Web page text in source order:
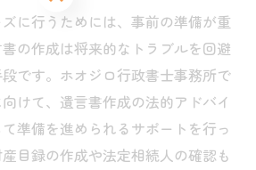
に行うためには、事前の準備が重
の作成は将来的なトラブルを回避
です。ホオジロ行政書士事務所で
けて、遺言書作成の法的アドバイ
準備を進められるサポートを行っ
目録の作成や法定相続人の確認も